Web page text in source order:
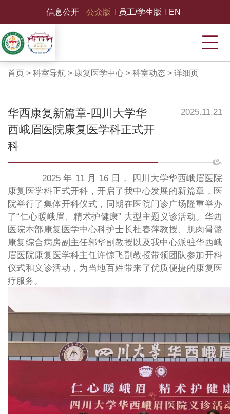
信息公开 公众版 员工/学生版 EN
首页 > 科室导航> 康复医学中心> 科室动态 > 详细页
华西康复新篇章-四川大学华
西峨眉医院康复医学科正式开
科
2025.11.21
2025 年 11 月 16 日， 四川大学华西峨眉医院
康复医学科正式开科，开启了我中心发展的新篇章，医
院举行了集体开科仪式，同期在医院门诊广场隆重举办
了“仁心暖峨眉、精术护健康” 大型主题义诊活动。华西
医院本部康复医学中心科护士长杜春萍教授、肌肉骨骼
康复综合病房副主任郭华副教授以及我中心派驻华西峨
眉医院康复医学科主任许惊飞副教授带领团队参加开科
仪式和义诊活动，为当地百姓带来了优质便捷的康复医
疗服务。